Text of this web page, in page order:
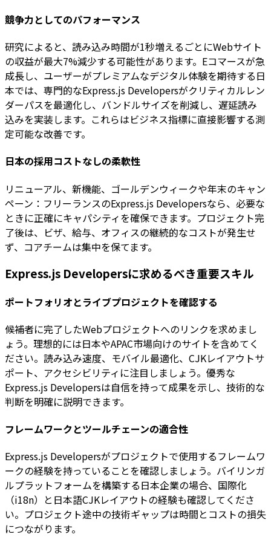
競争力としてのパフォーマンス
研究によると、読み込み時間が1秒増えるごとにWebサイト
の収益が最大7%減少する可能性があります。Eコマースが急
成長し、ユーザーがプレミアムなデジタル体験を期待する日
本では、専門的なExpress.js Developersがクリティカルレン
ダーパスを最適化し、バンドルサイズを削減し、遅延読み
込みを実装します。これらはビジネス指標に直接影響する測
定可能な改善です。
日本の採用コストなしの柔軟性
リニューアル、新機能、ゴールデンウィークや年末のキャン
ペーン：フリーランスのExpress.js Developersなら、必要な
ときに正確にキャパシティを確保できます。プロジェクト完
了後は、ビザ、給与、オフィスの継続的なコストが発生せ
ず、コアチームは集中を保てます。
Express.js Developersに求めるべき重要スキル
ポートフォリオとライブプロジェクトを確認する
候補者に完了したWebプロジェクトへのリンクを求めまし
ょう。理想的には日本やAPAC市場向けのサイトを含めてく
ださい。読み込み速度、モバイル最適化、CJKレイアウトサ
ポート、アクセシビリティに注目しましょう。優秀な
Express.js Developersは自信を持って成果を示し、技術的な
判断を明確に説明できます。
フレームワークとツールチェーンの適合性
Express.js Developersがプロジェクトで使用するフレームワ
ークの経験を持っていることを確認しましょう。バイリンガ
ルプラットフォームを構築する日本企業の場合、国際化
（i18n）と日本語CJKレイアウトの経験も確認してくださ
い。プロジェクト途中の技術ギャップは時間とコストの損失
につながります。